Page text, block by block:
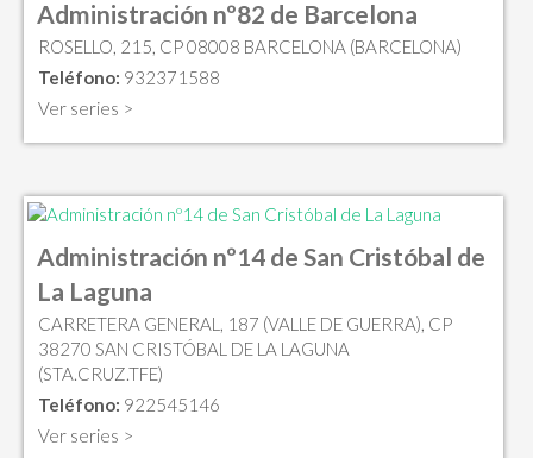
Administración nº82 de Barcelona
ROSELLO, 215, CP 08008 BARCELONA (BARCELONA)
Teléfono: 932371588
Ver series >
Administración nº14 de San Cristóbal de
La Laguna
CARRETERA GENERAL, 187 (VALLE DE GUERRA), CP
38270 SAN CRISTÓBAL DE LA LAGUNA
(STA.CRUZ.TFE)
Teléfono: 922545146
Ver series >